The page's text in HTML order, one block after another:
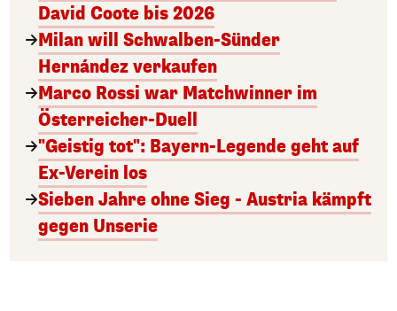
David Coote bis 2026
Milan will Schwalben-Sünder
Hernández verkaufen
Marco Rossi war Matchwinner im
Österreicher-Duell
"Geistig tot": Bayern-Legende geht auf
Ex-Verein los
Sieben Jahre ohne Sieg - Austria kämpft
gegen Unserie